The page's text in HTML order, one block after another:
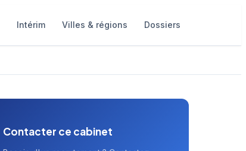
Intérim Villes & régions Dossiers
Contacter ce cabinet